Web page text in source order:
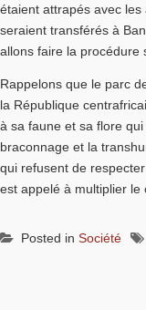
étaient attrapés avec
seraient transférés à
allons faire la procédure
Rappelons que le parc
la République
à sa faune et sa flore
braconnage et la
qui refusent de
est appelé à multiplier le
Posted in Société